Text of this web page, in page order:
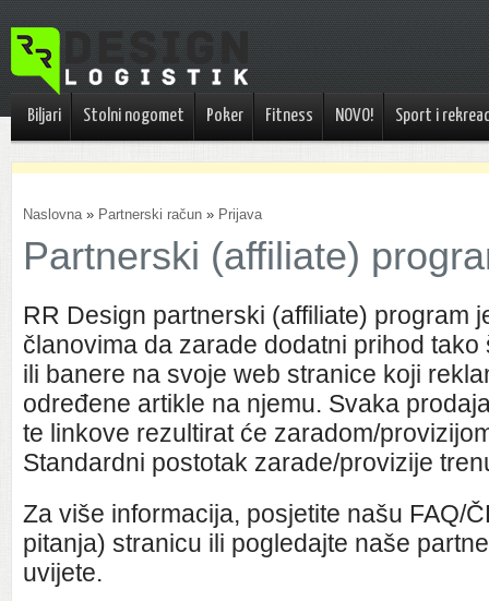
Biljari Stolni nogomet Poker Fitness NOVO! Sport i
Naslovna» Partnerski račun » Prijava
Partnerski (affiliate)
RR Design partnerski (affiliate) program
članovima da zarade dodatni prihod
ili banere na svoje web stranice koji
određene artikle na njemu. Svaka
te linkove rezultirat će zaradom/
Standardni postotak zarade/provizije
Za više informacija, posjetite našu FAQ/
pitanja) stranicu ili pogledajte naše
uvijete.